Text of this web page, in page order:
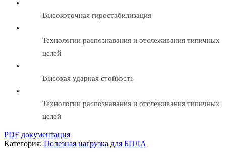
Высокоточная гиростабилизация
Технологии распознавания и отслеживания типичных
целей
Высокая ударная стойкость
Технологии распознавания и отслеживания типичных
целей
PDF документация
Категория: Полезная нагрузка для БПЛА